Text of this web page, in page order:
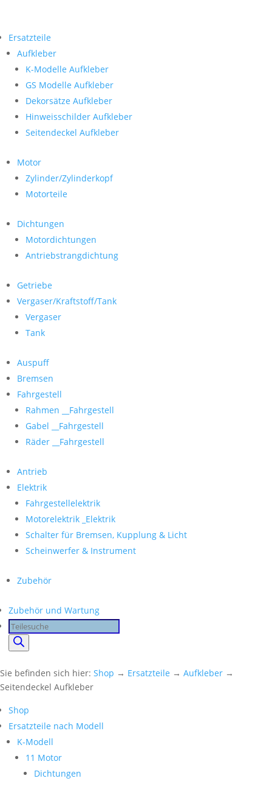
Ersatzteile
Aufkleber
K-Modelle Aufkleber
GS Modelle Aufkleber
Dekorsätze Aufkleber
Hinweisschilder Aufkleber
Seitendeckel Aufkleber
Motor
Zylinder/Zylinderkopf
Motorteile
Dichtungen
Motordichtungen
Antriebstrangdichtung
Getriebe
Vergaser/Kraftstoff/Tank
Vergaser
Tank
Auspuff
Bremsen
Fahrgestell
Rahmen __Fahrgestell
Gabel __Fahrgestell
Räder __Fahrgestell
Antrieb
Elektrik
Fahrgestellelektrik
Motorelektrik _Elektrik
Schalter für Bremsen, Kupplung & Licht
Scheinwerfer & Instrument
Zubehör
Zubehör und Wartung
Products
search
Sie befinden sich hier: Shop → Ersatzteile → Aufkleber →
Seitendeckel Aufkleber
Shop
Ersatzteile nach Modell
K-Modell
11 Motor
Dichtungen